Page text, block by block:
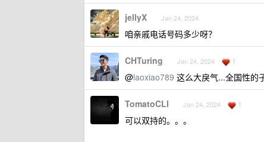
jellyX Jan 24, 2024
咱亲戚电话号码多少呀？
CHTuring Jan 24, 2024 1
@laoxiao789 这么大戾气...全国性的
TomatoCLI Jan 24, 2024 1
可以双持的。。。